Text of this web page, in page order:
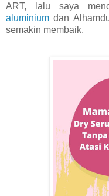
ART, lalu saya
aluminium dan
semakin membaik.